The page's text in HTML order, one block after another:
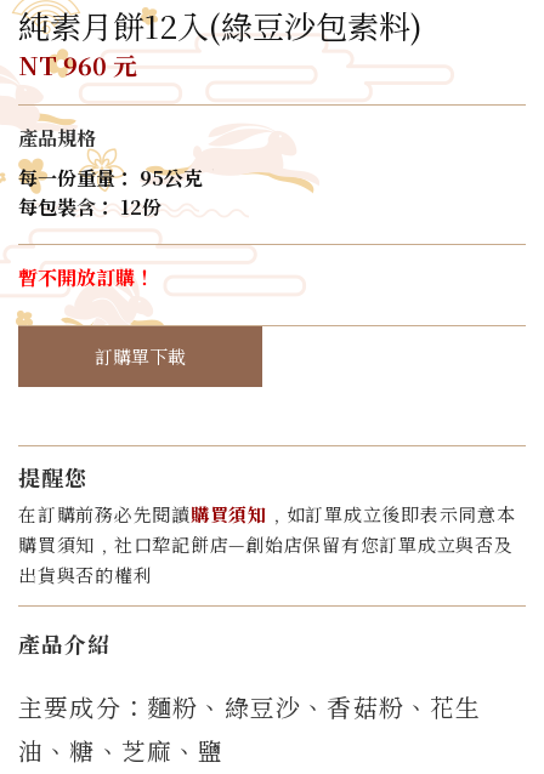
純素月餅12入(綠豆沙包素料)
NT 960 元
產品規格
每一份重量： 95公克
每包裝含： 12份
暫不開放訂購！
訂購單下載
提醒您
在訂購前務必先閱讀購買須知 ﹐如訂單成立後即表示同意本
購買須知﹐社口犂記餅店—創始店保留有您訂單成立與否及
出貨與否的權利
產品介紹
主要成分：麵粉、綠豆沙、香菇粉、花生
油、糖、芝麻、鹽